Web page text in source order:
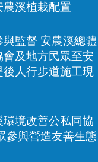
農溪植栽配置
與監督 安農溪總體
會及地方民眾至安
後人行步道施工現
環境改善公私同協
參與營造友善生態